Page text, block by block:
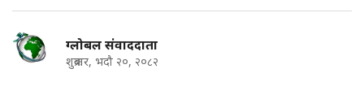
ग्लोबल संवाददाता
शुक्रबार, भदौ २०, २०८२